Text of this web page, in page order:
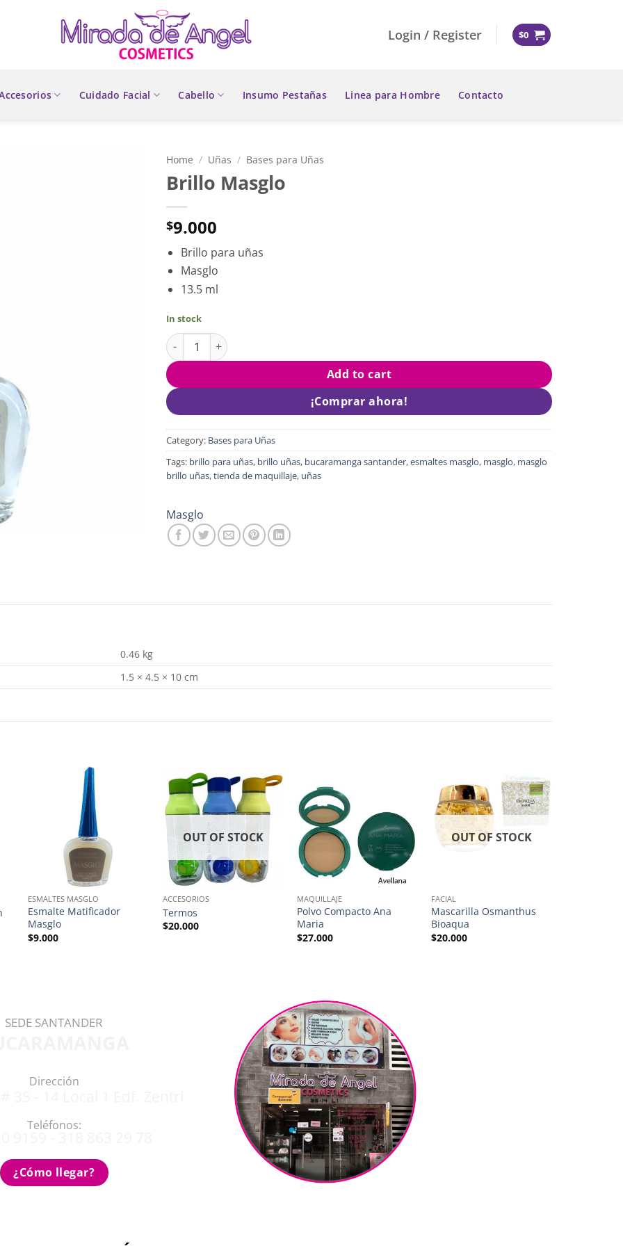
Login / Register $0
Cuidado Facial Cabello Insumo Pestañas Linea para Hombre Contacto
Home / Uñas / Bases para Uñas
Brillo Masglo
$9.000
Brillo para uñas
Masglo
13.5 ml
In stock
Brillo Masglo quantity
Add to cart
¡Comprar ahora!
Category: Bases para Uñas
Tags: brillo para uñas, brillo uñas, bucaramanga santander,esmaltes masglo, masglo, masglo
brillo uñas,tienda de maquillaje, uñas
Masglo
0.46 kg
1.5 × 4.5 × 10 cm
ESMALTES MASGLO
Esmalte Matificador
Masglo
$9.000
OUT OF STOCK
ACCESORIOS
Termos
$20.000
MAQUILLAJE
Polvo Compacto Ana
Maria
$27.000
OUT OF STOCK
FACIAL
Mascarilla Osmanthus
Bioaqua
$20.000
SEDE SANTANDER
Dirección
Teléfonos:
¿Cómo llegar?